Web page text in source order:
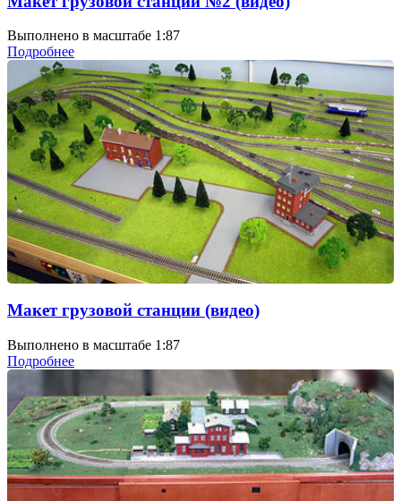
Выполнено в масштабе 1:87
Подробнее
Макет грузовой станции (видео)
Выполнено в масштабе 1:87
Подробнее